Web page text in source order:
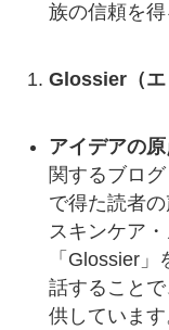
族の信頼を得
Glossier（エ
アイデアの原
関するブロ
で得た読者
スキンケア
「Glossier
話すること
供しています